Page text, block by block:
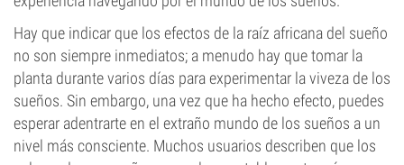
Hay que indicar que los efectos de la raíz africana del sueño
no son siempre inmediatos; a menudo hay que tomar la
planta durante varios días para experimentar la viveza de los
sueños. Sin embargo, una vez que ha hecho efecto, puedes
esperar adentrarte en el extraño mundo de los sueños a un
nivel más consciente. Muchos usuarios describen que los